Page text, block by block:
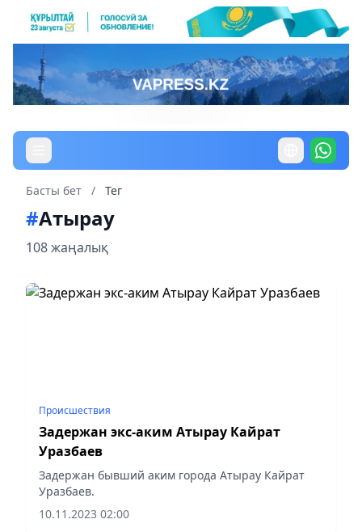
Басты бет / Тег
#Атырау
108 жаңалық
Происшествия
Задержан экс-аким Атырау Кайрат
Уразбаев
Задержан бывший аким города Атырау Кайрат
Уразбаев.
10.11.2023 02:00